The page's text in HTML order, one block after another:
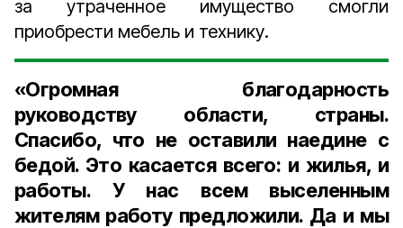
за утраченное имущество смогли
приобрести мебель и технику.
«Огромная благодарность
руководству области, страны.
Спасибо, что не оставили наедине с
бедой. Это касается всего: и жилья, и
работы. У нас всем выселенным
жителям работу предложили. Да и мы